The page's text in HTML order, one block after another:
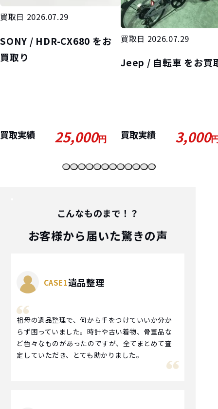
買取日 2026.07.29
SONY / HDR-CX680 をお
買取り
買取実績 25,000円
買取日 2026.07.29
Jeep / 自転車 をお買
買取実績 3,000
こんなものまで！？
お客様から届いた驚きの声
遺品整理
祖母の遺品整理で、何から手をつけていいか分か
らず困っていました。時計や古い着物、骨董品な
ど色々なものがあったのですが、全てまとめて査
定していただき、とても助かりました。